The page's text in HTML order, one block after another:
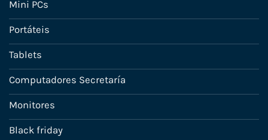
Mini PCs
Portáteis
Tablets
Computadores Secretaría
Monitores
Black friday